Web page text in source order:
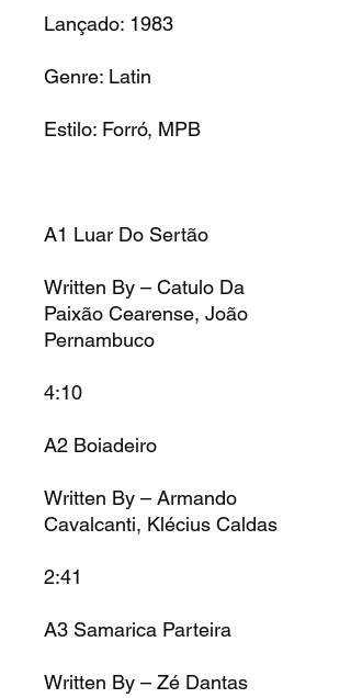
Lançado: 1983
Genre: Latin
Estilo: Forró, MPB
A1 Luar Do Sertão
Written By – Catulo Da
Paixão Cearense, João
Pernambuco
4:10
A2 Boiadeiro
Written By – Armando
Cavalcanti, Klécius Caldas
2:41
A3 Samarica Parteira
Written By – Zé Dantas